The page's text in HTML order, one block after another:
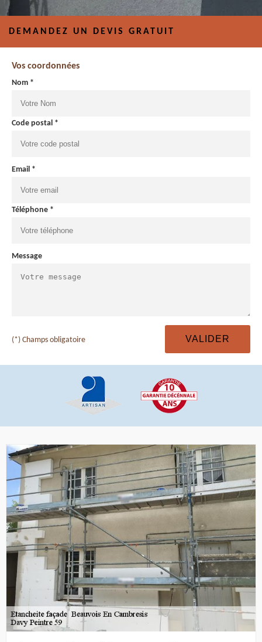
DEMANDEZ UN DEVIS GRATUIT
Vos coordonnées
Nom *
Code postal *
Email *
Téléphone *
Message
(*) Champs obligatoire